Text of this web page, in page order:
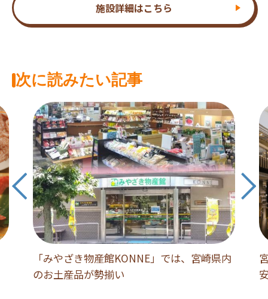
施設詳細はこちら
次に読みたい記事
「みやざき物産館KONNE」では、宮崎県内
のお土産品が勢揃い